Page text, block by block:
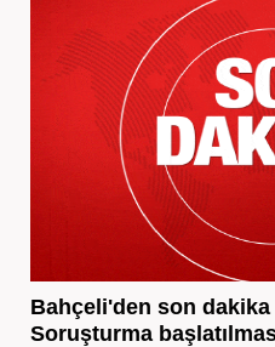
Bahçeli'den son dakika
Soruşturma